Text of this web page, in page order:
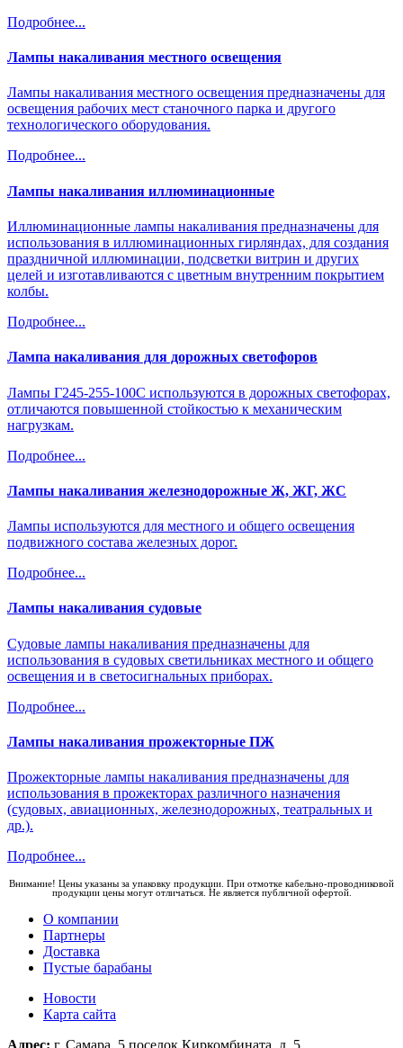
Подробнее...
Лампы накаливания местного освещения
Лампы накаливания местного освещения предназначены для
освещения рабочих мест станочного парка и другого
технологического оборудования.
Подробнее...
Лампы накаливания иллюминационные
Иллюминационные лампы накаливания предназначены для
использования в иллюминационных гирляндах, для создания
праздничной иллюминации, подсветки витрин и других
целей и изготавливаются с цветным внутренним покрытием
колбы.
Подробнее...
Лампа накаливания для дорожных светофоров
Лампы Г245-255-100С используются в дорожных светофорах,
отличаются повышенной стойкостью к механическим
нагрузкам.
Подробнее...
Лампы накаливания железнодорожные Ж, ЖГ, ЖС
Лампы используются для местного и общего освещения
подвижного состава железных дорог.
Подробнее...
Лампы накаливания судовые
Судовые лампы накаливания предназначены для
использования в судовых светильниках местного и общего
освещения и в светосигнальных приборах.
Подробнее...
Лампы накаливания прожекторные ПЖ
Прожекторные лампы накаливания предназначены для
использования в прожекторах различного назначения
(судовых, авиационных, железнодорожных, театральных и
др.).
Подробнее...
Внимание! Цены указаны за упаковку продукции. При отмотке кабельно-проводниковой
продукции цены могут отличаться. Не является публичной офертой.
О компании
Партнеры
Доставка
Пустые барабаны
Новости
Карта сайта